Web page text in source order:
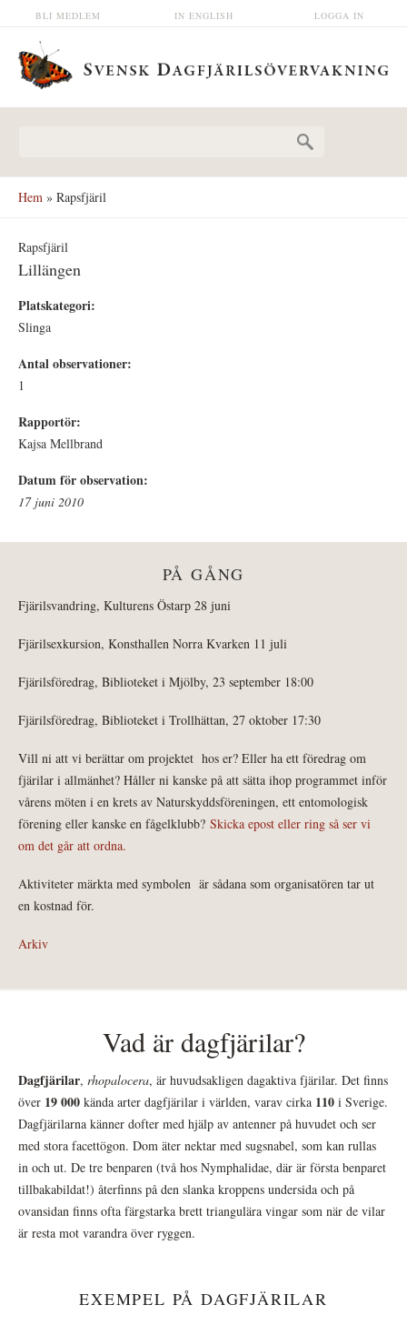
Hoppa till huvudinnehåll LOGGA IN
IN ENGLISH
BLI MEDLEM
Hem » Rapsfjäril
Rapsfjäril
Lillängen
Platskategori:
Slinga
Antal observationer:
1
Rapportör:
Kajsa Mellbrand
Datum för observation:
17 juni 2010
PÅ GÅNG
Fjärilsvandring, Kulturens Östarp 28 juni
Fjärilsexkursion, Konsthallen Norra Kvarken 11 juli
Fjärilsföredrag, Biblioteket i Mjölby, 23 september 18:00
Fjärilsföredrag, Biblioteket i Trollhättan, 27 oktober 17:30
Vill ni att vi berättar om projektet hos er? Eller ha ett föredrag om
fjärilar i allmänhet? Håller ni kanske på att sätta ihop programmet inför
vårens möten i en krets av Naturskyddsföreningen, ett entomologisk
förening eller kanske en fågelklubb? Skicka epost eller ring så ser vi
om det går att ordna.
Aktiviteter märkta med symbolen är sådana som organisatören tar ut
en kostnad för.
Arkiv
Vad är dagfjärilar?
Dagfjärilar, rhopalocera, är huvudsakligen dagaktiva fjärilar. Det finns
över 19 000 kända arter dagfjärilar i världen, varav cirka 110 i Sverige.
Dagfjärilarna känner dofter med hjälp av antenner på huvudet och ser
med stora facettögon. Dom äter nektar med sugsnabel, som kan rullas
in och ut. De tre benparen (två hos Nymphalidae, där är första benparet
tillbakabildat!) återfinns på den slanka kroppens undersida och på
ovansidan finns ofta färgstarka brett triangulära vingar som när de vilar
är resta mot varandra över ryggen.
EXEMPEL PÅ DAGFJÄRILAR